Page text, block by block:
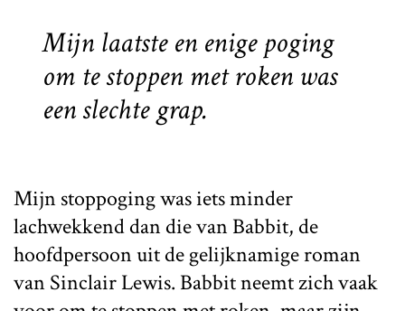
Mijn laatste en enige poging
om te stoppen met roken was
een slechte grap.
Mijn stoppoging was iets minder
lachwekkend dan die van Babbit, de
hoofdpersoon uit de gelijknamige roman
van Sinclair Lewis. Babbit neemt zich vaak